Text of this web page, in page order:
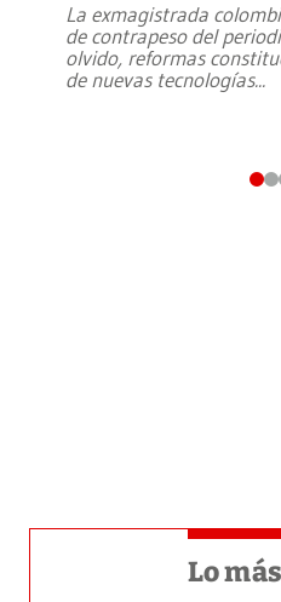
La exmagistrada
de contrapeso del
olvido, reformas
de nuevas tecnologías...
Lo